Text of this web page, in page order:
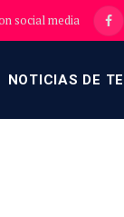
social media
NOTICIAS DE